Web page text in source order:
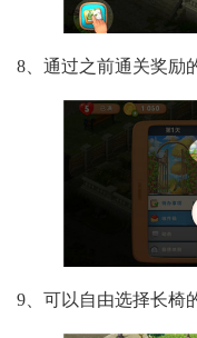
8、通过之前通关奖励
9、可以自由选择长椅